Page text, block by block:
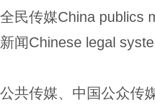
民传媒China publics
闻Chinese legal
共传媒、中国公众传